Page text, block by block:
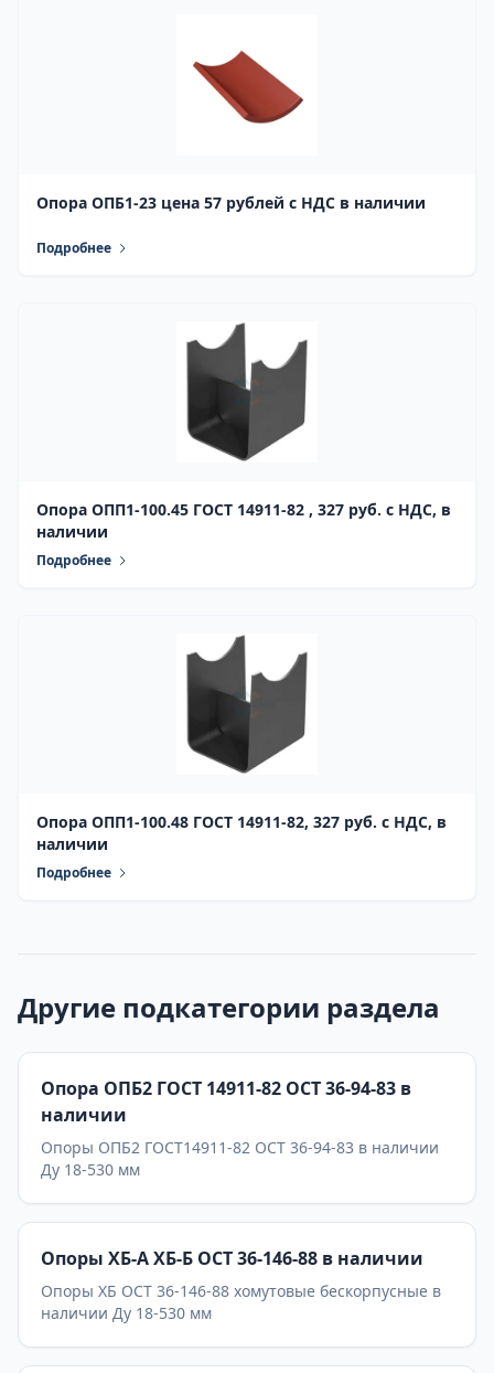
Опора ОПБ1-23 цена 57 рублей с НДС в наличии
Подробнее
Опора ОПП1-100.45 ГОСТ 14911-82 , 327 руб. с НДС, в
наличии
Подробнее
Опора ОПП1-100.48 ГОСТ 14911-82, 327 руб. с НДС, в
наличии
Подробнее
Другие подкатегории раздела
Опора ОПБ2 ГОСТ 14911-82 ОСТ 36-94-83 в
наличии
Опоры ОПБ2 ГОСТ14911-82 ОСТ 36-94-83 в наличии
Ду 18-530 мм
Опоры ХБ-А ХБ-Б ОСТ 36-146-88 в наличии
Опоры ХБ ОСТ 36-146-88 хомутовые бескорпусные в
наличии Ду 18-530 мм